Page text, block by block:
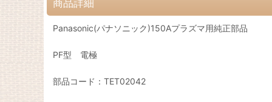
商品詳細
Panasonic(パナソニック)150Aプラズマ用純正部品
PF型 電極
部品コード：TET02042